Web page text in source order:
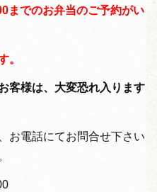
までのお弁当のご予約がい
。
客様は、大変恐れ入ります
お電話にてお問合せ下さい